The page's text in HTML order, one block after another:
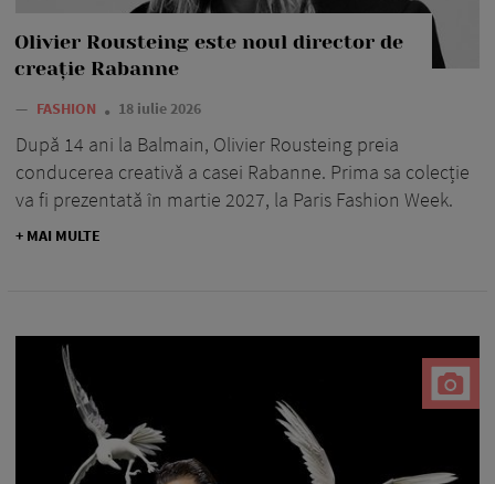
Olivier Rousteing este noul director de
creație Rabanne
— FASHION 18 iulie 2026
După 14 ani la Balmain, Olivier Rousteing preia
conducerea creativă a casei Rabanne. Prima sa colecție
va fi prezentată în martie 2027, la Paris Fashion Week.
+ MAI MULTE